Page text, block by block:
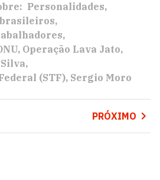
Personalidades
Operação Lava Jato
(STF) Sergio Moro
PRÓXIMO